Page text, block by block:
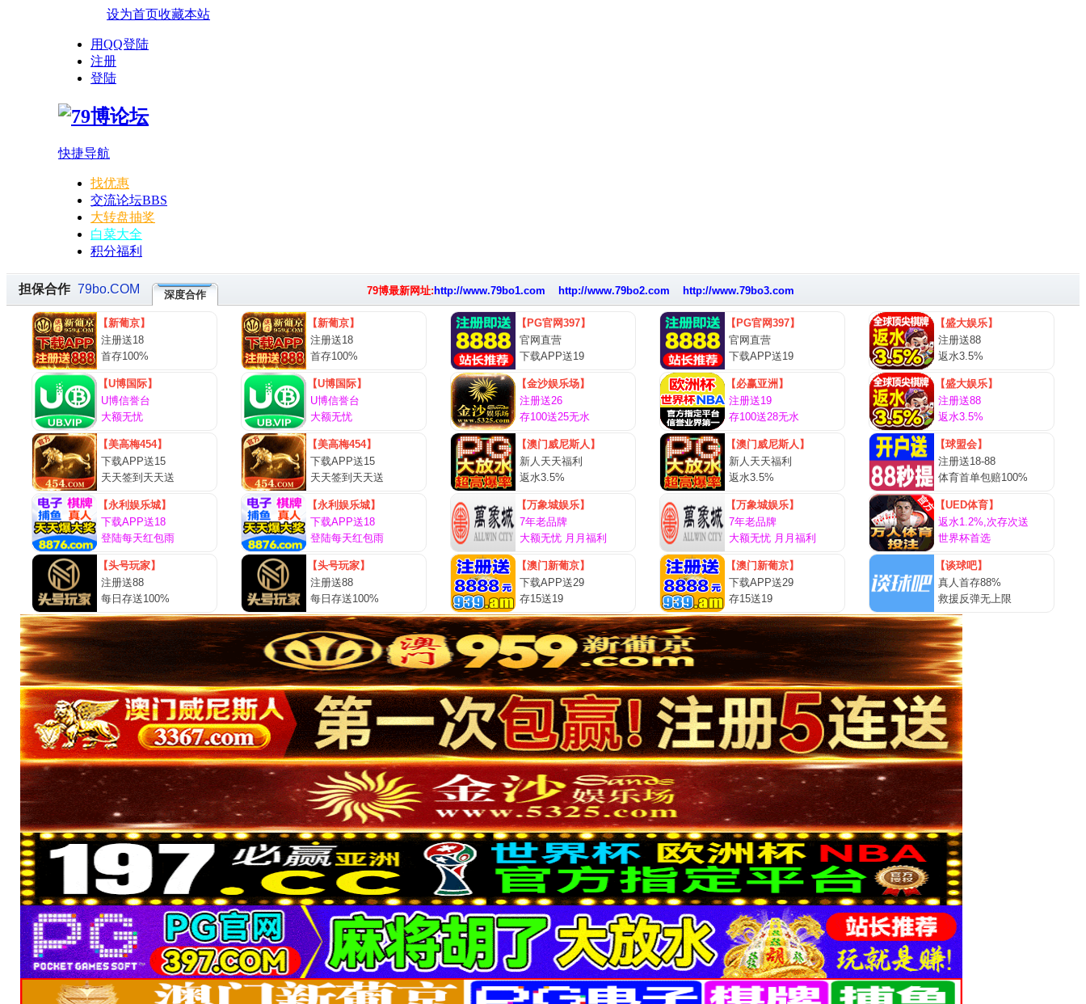
设为首页收藏本站
用QQ登陆
注册
登陆
快捷导航
找优惠
交流论坛BBS
大转盘抽奖
白菜大全
积分福利